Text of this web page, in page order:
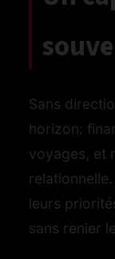
Sans
horizon:
voyages, et
leurs
sans renier